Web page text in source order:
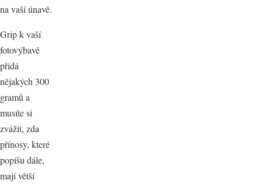
na vaší únavě.
Grip k vaší
fotovýbavě
přidá
nějakých 300
gramů a
musíte si
zvážit, zda
přínosy, které
popíšu dále,
mají větší